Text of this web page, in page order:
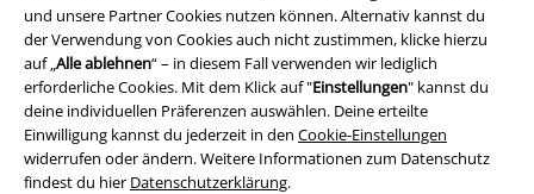
und unsere Partner Cookies nutzen können. Alternativ kannst du
der Verwendung von Cookies auch nicht zustimmen, klicke hierzu
auf „Alle ablehnen“ – in diesem Fall verwenden wir lediglich
erforderliche Cookies. Mit dem Klick auf "Einstellungen" kannst du
deine individuellen Präferenzen auswählen. Deine erteilte
Einwilligung kannst du jederzeit in den Cookie-Einstellungen
widerrufen oder ändern. Weitere Informationen zum Datenschutz
findest du hier Datenschutzerklärung.
Impressum
Datenschutz
Entsorgung und Umweltschutz